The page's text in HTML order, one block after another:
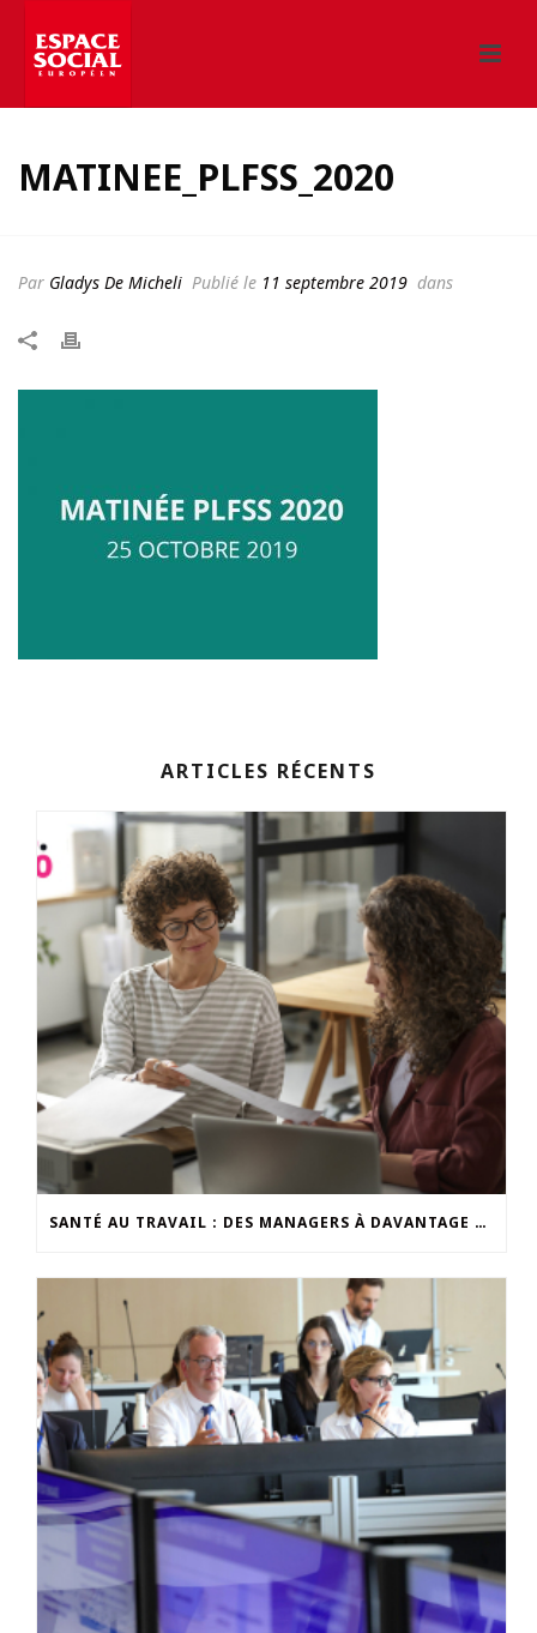
MATINEE_PLFSS_2020
Par Gladys De Micheli Publié le 11 septembre 2019 dans
ARTICLES RÉCENTS
SANTÉ AU TRAVAIL : DES MANAGERS À DAVANTAGE OUTILLER